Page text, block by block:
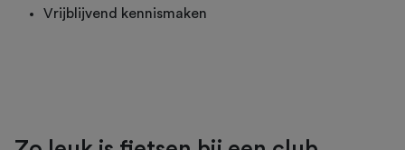
Vrijblijvend kennismaken